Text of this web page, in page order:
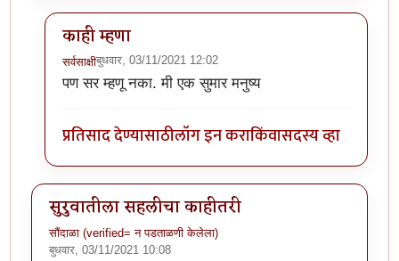
काही म्हणा
सर्वसाक्षीबुधवार, 03/11/2021 12:02
In reply toनिव्वळ खतरनाक कथाby
पण सर म्हणू नका. मी एक सुमार मनुष्य
प्रतिसाद देण्यासाठीलॉग इन कराकिंवासदस्य व्हा
सुरुवातीला सहलीचा काहीतरी
सौंदाळा (verified= न पडताळणी केलेला)
बुधवार, 03/11/2021 10:08